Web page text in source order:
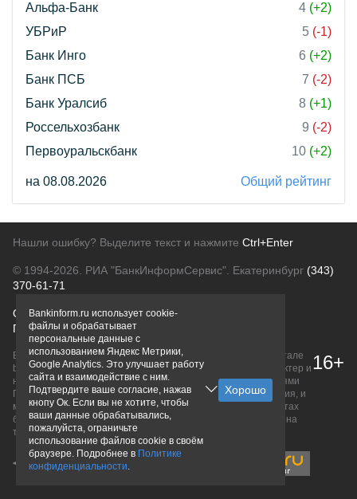
Альфа-Банк
4 (+2)
УБРиР
5 (-1)
Банк Инго
6 (+2)
Банк ПСБ
7 (-2)
Банк Уралсиб
8 (+1)
Россельхозбанк
9 (-2)
Первоуральскбанк
10 (+2)
на 08.08.2026 Общий рейтинг
Нашли ошибку? Выделите текст и нажмите Ctrl+Enter
© 1994-2026. РИА "БанкИнформСервис". Екатеринбург (343)
370-61-71
О проектеПолитика конфиденциальности
Правовая информацияДля рекламодателей
Вся информация о продуктах банков, размещенная на портале
bankinform.ru, носит исключительно ознакомительный характер и
не является публичной офертой, определяемой положениями
ГК РФ. Информация не содержит точного и полного описания, и
может быть изменена. Конечные условия уточняйте на сайтах
банков или при личном обращении. Исключительное право на
товарные знаки принадлежит их правообладателям.
16+
Bankinform.ru использует cookie-
файлы и обрабатывает
персональные данные с
использованием Яндекс Метрики,
Google Analytics. Это улучшает работу
сайта и взаимодействие с ним.
Подтвердите ваше согласие, нажав
кнопу Ок. Если вы не хотите, чтобы
ваши данные обрабатывались,
пожалуйста, ограничьте
использование файлов cookie в своём
браузере. Подробнее в Политике
конфиденциальности.